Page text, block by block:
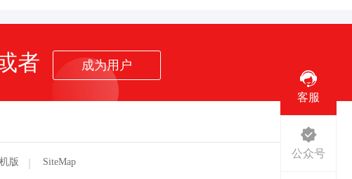
者 成为用户
版 SiteMap
客服
公众号